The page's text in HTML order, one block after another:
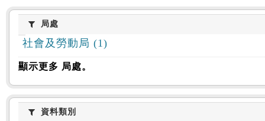
:::
局處局處
社會及勞動局 (1)
顯示更多 局處。
資料類別
資料類別